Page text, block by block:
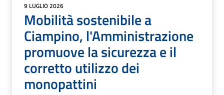
9 LUGLIO 2026
Mobilità sostenibile a
Ciampino, l'Amministrazione
promuove la sicurezza e il
corretto utilizzo dei
monopattini